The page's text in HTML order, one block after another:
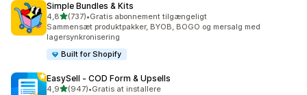
Simple Bundles & Kits
4,8ud af 5 stjerner
(737)
737 anmeldelser i alt
•Gratis abonnement tilgængeligt
Sammensæt produktpakker, BYOB, BOGO og mersalg med
lagersynkronisering
Built for Shopify
EasySell ‑ COD Form & Upsells
4,9ud af 5 stjerner
(947)
947 anmeldelser i alt
•Gratis at installere